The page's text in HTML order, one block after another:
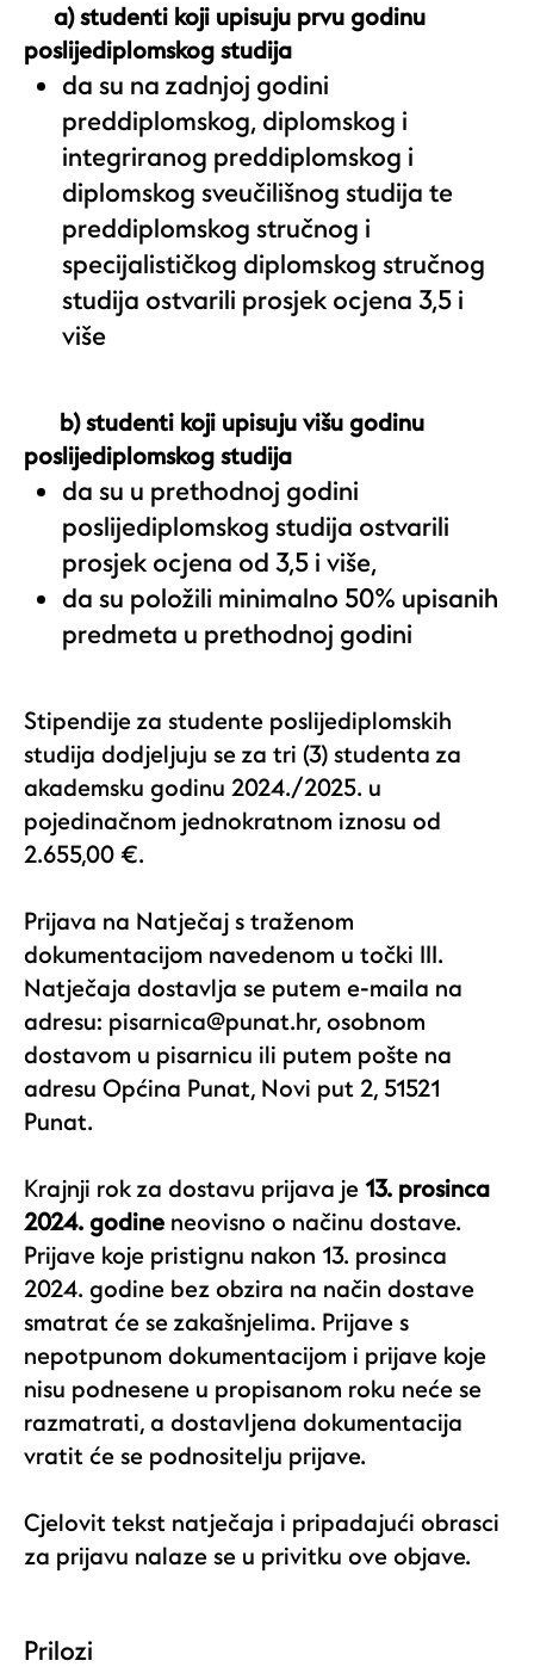
a)studenti koji upisuju prvu godinu
poslijediplomskog studija
da su na zadnjoj godini
preddiplomskog, diplomskog i
integriranog preddiplomskog i
diplomskog sveučilišnog studija te
preddiplomskog stručnog i
specijalističkog diplomskog stručnog
studija ostvarili prosjek ocjena 3,5 i
više
b) studenti koji upisuju višu godinu
poslijediplomskog studija
da su u prethodnoj godini
poslijediplomskog studija ostvarili
prosjek ocjena od 3,5 i više,
da su položili minimalno 50% upisanih
predmeta u prethodnoj godini
Stipendije za studente poslijediplomskih
studija dodjeljuju se za tri (3) studenta za
akademsku godinu 2024./2025. u
pojedinačnom jednokratnom iznosu od
2.655,00 €.
Prijava na Natječaj s traženom
dokumentacijom navedenom u točki III.
Natječaja dostavlja se putem e-maila na
adresu: pisarnica@punat.hr, osobnom
dostavom u pisarnicu ili putem pošte na
adresu Općina Punat, Novi put 2, 51521
Punat.
Krajnji rok za dostavu prijava je 13. prosinca
2024. godine neovisno o načinu dostave.
Prijave koje pristignu nakon 13. prosinca
2024. godine bez obzira na način dostave
smatrat će se zakašnjelima. Prijave s
nepotpunom dokumentacijom i prijave koje
nisu podnesene u propisanom roku neće se
razmatrati, a dostavljena dokumentacija
vratit će se podnositelju prijave.
Cjelovit tekst natječaja i pripadajući obrasci
za prijavu nalaze se u privitku ove objave.
Prilozi